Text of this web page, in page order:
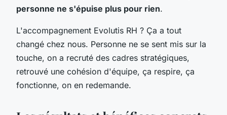
personne ne s'épuise plus pour rien.
L'accompagnement Evolutis RH ? Ça a tout
changé chez nous. Personne ne se sent mis sur la
touche, on a recruté des cadres stratégiques,
retrouvé une cohésion d'équipe, ça respire, ça
fonctionne, on en redemande.